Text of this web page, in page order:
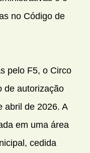
no Código de
pelo F5, o Circo
de autorização
abril de 2026. A
em uma área
cedida